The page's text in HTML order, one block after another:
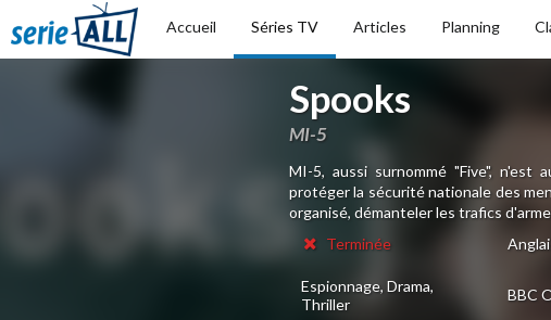
Accueil Séries TV Articles Planning
Spooks
MI-5
MI-5, aussi surnommé "Five",
protéger la sécurité nationale des
organisé, démanteler les trafics
Terminée
Espionnage, Drama,
Thriller
BBC